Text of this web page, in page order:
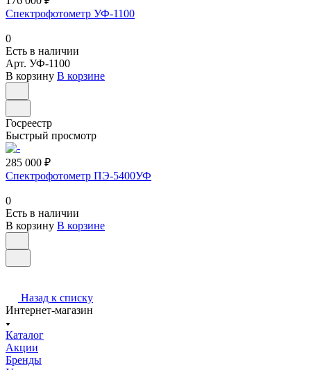
Спектрофотометр УФ-1100
0
Есть в наличии
Арт. УФ-1100
В корзину В корзине
Госреестр
Быстрый просмотр
285 000 ₽
Спектрофотометр ПЭ-5400УФ
0
Есть в наличии
В корзину В корзине
Назад к списку
Интернет-магазин
Каталог
Акции
Бренды